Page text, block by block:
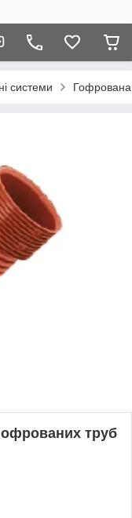
системи Гофрована
труб